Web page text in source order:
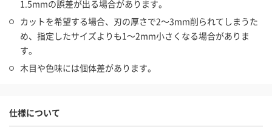
1.5mmの誤差が出る場合があります。
カットを希望する場合、刃の厚さで2～3mm削られてしまうた
め、指定したサイズよりも1～2mm小さくなる場合がありま
す。
木目や色味には個体差があります。
仕様について